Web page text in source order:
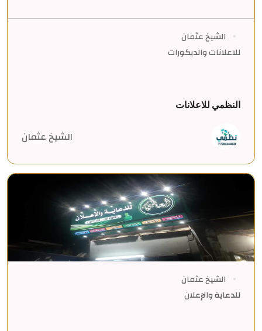
الشيخ عثمان
للاعلانات والديكورات
النظمي للاعلانات
الشيخ عثمان
الشيخ عثمان
للدعاية والإعلان